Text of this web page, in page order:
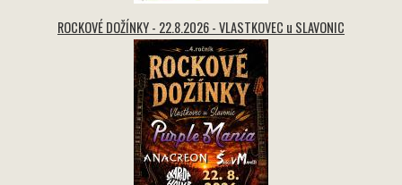
ROCKOVÉ DOŽÍNKY - 22.8.2026 - VLASTKOVEC u SLAVONIC